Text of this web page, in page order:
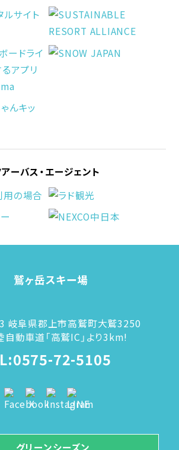
ーバス・エージェント
岐阜県郡上市高鷲町大鷲3250
動車道「高鷲IC」より3km!
72-5105